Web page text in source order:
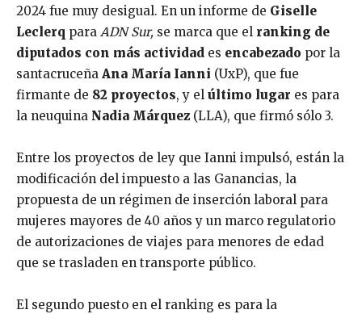
2024 fue muy desigual. En un informe de Giselle
Leclerq para ADN Sur, se marca que el ranking de
diputados con más actividad es encabezado por la
santacruceña Ana María Ianni (UxP), que fue
firmante de 82 proyectos, y el último lugar es para
la neuquina Nadia Márquez (LLA), que firmó sólo 3.
Entre los proyectos de ley que Ianni impulsó, están la
modificación del impuesto a las Ganancias, la
propuesta de un régimen de inserción laboral para
mujeres mayores de 40 años y un marco regulatorio
de autorizaciones de viajes para menores de edad
que se trasladen en transporte público.
El segundo puesto en el ranking es para la